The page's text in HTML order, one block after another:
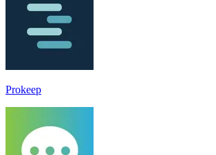
Prokeep